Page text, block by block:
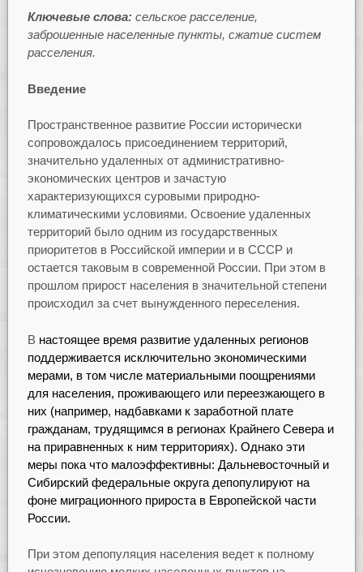
Ключевые слова: сельское расселение,
заброшенные населенные пункты, сжатие систем
расселения.
Введение
Пространственное развитие России исторически
сопровождалось присоединением территорий,
значительно удаленных от административно-
экономических центров и зачастую
характеризующихся суровыми природно-
климатическими условиями. Освоение удаленных
территорий было одним из государственных
приоритетов в Российской империи и в СССР и
остается таковым в современной России. При этом в
прошлом прирост населения в значительной степени
происходил за счет вынужденного переселения.
В настоящее время развитие удаленных регионов
поддерживается исключительно экономическими
мерами, в том числе материальными поощрениями
для населения, проживающего или переезжающего в
них (например, надбавками к заработной плате
гражданам, трудящимся в регионах Крайнего Севера и
на приравненных к ним территориях). Однако эти
меры пока что малоэффективны: Дальневосточный и
Сибирский федеральные округа депопулируют на
фоне миграционного прироста в Европейской части
России.
При этом депопуляция населения ведет к полному